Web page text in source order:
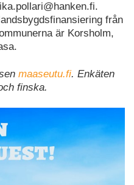
från
är Korsholm,
maaseutu.fi. Enkäten
finska.